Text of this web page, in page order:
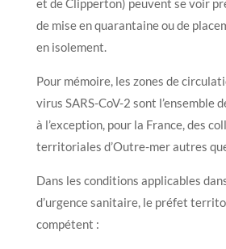
et de Clipperton) peuvent se voir
de mise en quarantaine ou de
en isolement.
Pour mémoire, les zones de
virus SARS-CoV-2 sont l’ensemble
à l’exception, pour la France, des
territoriales d’Outre-mer autres
Dans les conditions applicables
d’urgence sanitaire, le préfet
compétent :